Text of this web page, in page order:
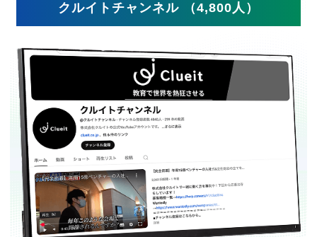
クルイトチャンネル （4,800人）